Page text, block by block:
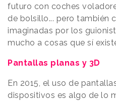
futuro con coches
de bolsillo... pero también
imaginadas por los
mucho a cosas que sí
Pantallas planas y 3D
En 2015, el uso de
dispositivos es algo de lo